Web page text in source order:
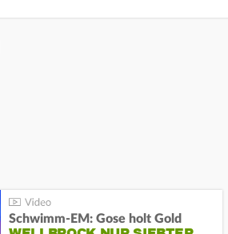
Schwimm-EM: Gose holt Gold